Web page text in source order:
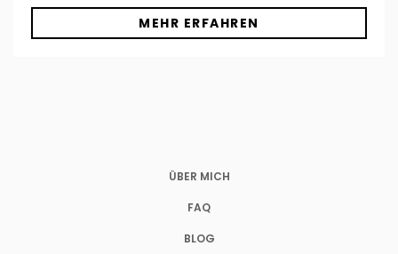
MEHR ERFAHREN
ÜBER MICH
FAQ
BLOG